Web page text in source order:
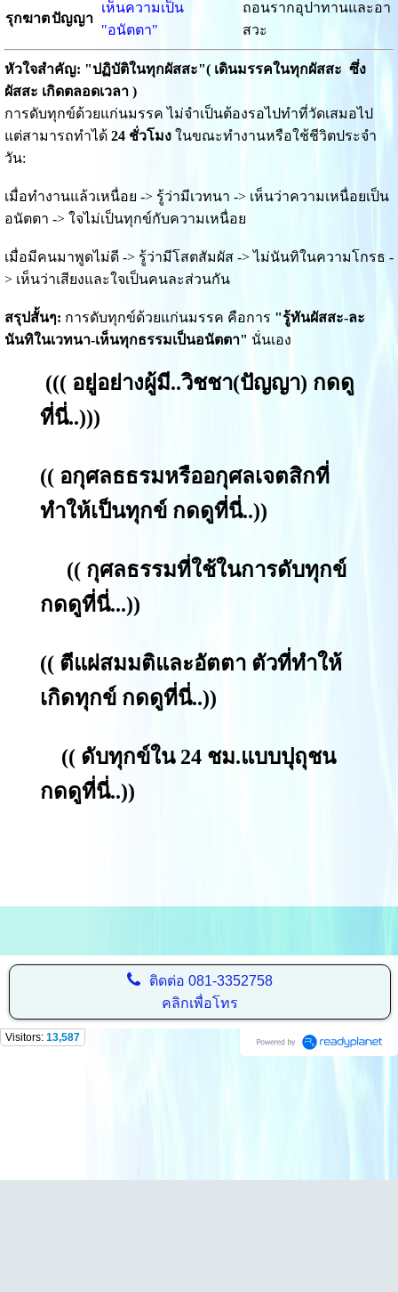
รุกฆาตปัญญา
เห็นความเป็น
"อนัตตา"
ถอนรากอุปาทานและอา
สวะ
หัวใจสำคัญ: "ปฏิบัติในทุกผัสสะ"( เดินมรรคในทุกผัสสะ ซึ่ง
ผัสสะ เกิดตลอดเวลา )
การดับทุกข์ด้วยแก่นมรรค ไม่จำเป็นต้องรอไปทำที่วัดเสมอไป
แต่สามารถทำได้ 24 ชั่วโมงในขณะทำงานหรือใช้ชีวิตประจำ
วัน:
เมื่อทำงานแล้วเหนื่อย -> รู้ว่ามีเวทนา -> เห็นว่าความเหนื่อยเป็น
อนัตตา -> ใจไม่เป็นทุกข์กับความเหนื่อย
เมื่อมีคนมาพูดไม่ดี -> รู้ว่ามีโสตสัมผัส -> ไม่นันทิในความโกรธ -
> เห็นว่าเสียงและใจเป็นคนละส่วนกัน
สรุปสั้นๆ: การดับทุกข์ด้วยแก่นมรรค คือการ "รู้ทันผัสสะ-ละ
นันทิในเวทนา-เห็นทุกธรรมเป็นอนัตตา" นั่นเอง
((( อยู่อย่างผู้มี..วิชชา(ปัญญา) กดดู
ที่นี่..)))
(( อกุศลธธรมหรืออกุศลเจตสิกที่
ทำให้เป็นทุกข์ กดดูที่นี่..))
(( กุศลธรรมที่ใช้ในการดับทุกข์
กดดูที่นี่...))
(( ตีแผ่สมมติและอัตตา ตัวที่ทำให้
เกิดทุกข์ กดดูที่นี่..))
(( ดับทุกข์ใน 24 ชม.แบบปุถุชน
กดดูที่นี่..))
ติดต่อ 081-3352758
คลิกเพื่อโทร
Visitors: 13,587